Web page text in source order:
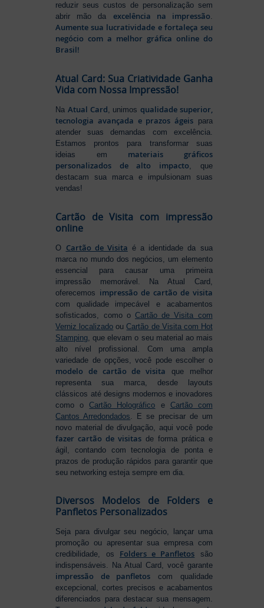
reduzir seus custos de personalização sem
abrir mão da excelência na impressão.
Aumente sua lucratividade e fortaleça seu
negócio com a melhor gráfica online do
Brasil!
Atual Card: Sua Criatividade Ganha
Vida com Nossa Impressão!
Na Atual Card , unimos qualidade superior,
tecnologia avançada e prazos ágeispara
atender suas demandas com excelência.
Estamos prontos para transformar suas
ideias em materiais gráficos
personalizados de alto impacto , que
destacam sua marca e impulsionam suas
vendas!
Cartão de Visita com impressão
online
O Cartão de Visita é a identidade da sua
marca no mundo dos negócios, um elemento
essencial para causar uma primeira
impressão memorável. Na Atual Card,
oferecemos impressão de cartão de visita
com qualidade impecável e acabamentos
sofisticados, como o Cartão de Visita com
Verniz localizado ouCartão de Visita com Hot
Stamping , que elevam o seu material ao mais
alto nível profissional. Com uma ampla
variedade de opções, você pode escolher o
modelo de cartão de visita que melhor
representa sua marca, desde layouts
clássicos até designs modernos e inovadores
como oCartão Holográfico e Cartão com
Cantos Arredondados . E se precisar de um
novo material de divulgação, aqui você pode
fazer cartão de visitas de forma prática e
ágil, contando com tecnologia de ponta e
prazos de produção rápidos para garantir que
seu networking esteja sempre em dia.
Diversos Modelos de Folders e
Panfletos Personalizados
Seja para divulgar seu negócio, lançar uma
promoção ou apresentar sua empresa com
credibilidade, os Folders e Panfletos são
indispensáveis. Na Atual Card, você garante
impressão de panfletos com qualidade
excepcional, cortes precisos e acabamentos
diferenciados para destacar sua mensagem.